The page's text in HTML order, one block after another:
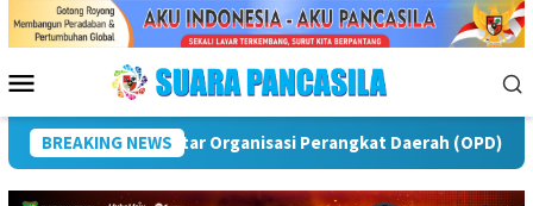
Menu
Mobile
BREAKING NEWS
Puncak Peringatan IPeKB Ke-19, Plt Bupati Rejang